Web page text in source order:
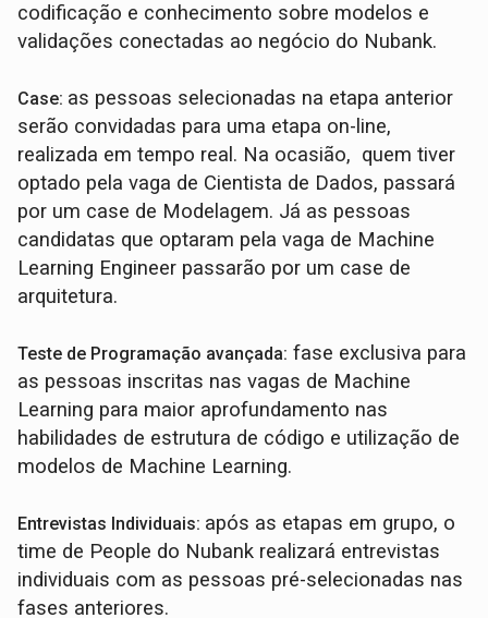
codificação e conhecimento sobre modelos e
validações conectadas ao negócio do Nubank.
Case: as pessoas selecionadas na etapa anterior
serão convidadas para uma etapa on-line,
realizada em tempo real. Na ocasião, quem tiver
optado pela vaga de Cientista de Dados, passará
por um case de Modelagem. Já as pessoas
candidatas que optaram pela vaga de Machine
Learning Engineer passarão por um case de
arquitetura.
Teste de Programação avançada: fase exclusiva para
as pessoas inscritas nas vagas de Machine
Learning para maior aprofundamento nas
habilidades de estrutura de código e utilização de
modelos de Machine Learning.
Entrevistas Individuais: após as etapas em grupo, o
time de People do Nubank realizará entrevistas
individuais com as pessoas pré-selecionadas nas
fases anteriores.